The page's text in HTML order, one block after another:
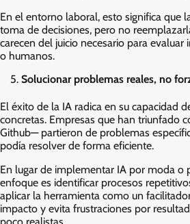
En el entorno laboral, esto significa que
toma de decisiones, pero no
carecen del juicio necesario para evaluar
o humanos.
Solucionar problemas reales, no
El éxito de la IA radica en su capacidad
concretas. Empresas que han triunfado
Github— partieron de problemas
podía resolver de forma eficiente.
En lugar de implementar IA por moda o
enfoque es identificar procesos
aplicar la herramienta como un
impacto y evita frustraciones por
poco realistas.